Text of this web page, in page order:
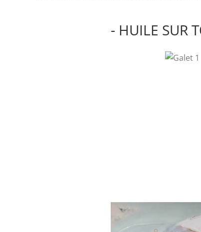
- HUILE SUR